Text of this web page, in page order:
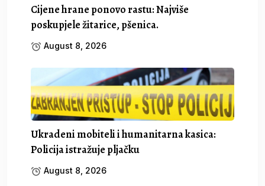
Cijene hrane ponovo rastu: Najviše
poskupjele žitarice, pšenica.
August 8, 2026
Ukradeni mobiteli i humanitarna kasica:
Policija istražuje pljačku
August 8, 2026